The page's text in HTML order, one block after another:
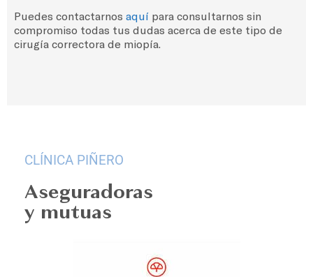
Puedes contactarnos aquí para consultarnos sin
compromiso todas tus dudas acerca de este tipo de
cirugía correctora de miopía.
CLÍNICA PIÑERO
Aseguradoras
y mutuas